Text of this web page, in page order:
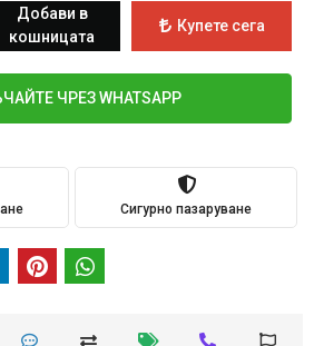
Добави в
кошницата
Купете сега
ЧРЕЗ WHATSAPP
Сигурно пазаруване